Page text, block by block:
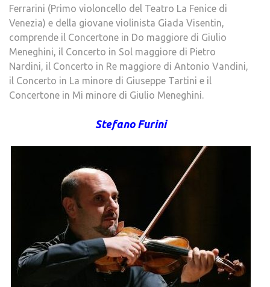
Ferrarini (Primo violoncello del Teatro La Fenice di
Venezia) e della giovane violinista Giada Visentin,
comprende il Concertone in Do maggiore di Giulio
Meneghini, il Concerto in Sol maggiore di Pietro
Nardini, il Concerto in Re maggiore di Antonio Vandini,
il Concerto in La minore di Giuseppe Tartini e il
Concertone in Mi minore di Giulio Meneghini.
Stefano Furini